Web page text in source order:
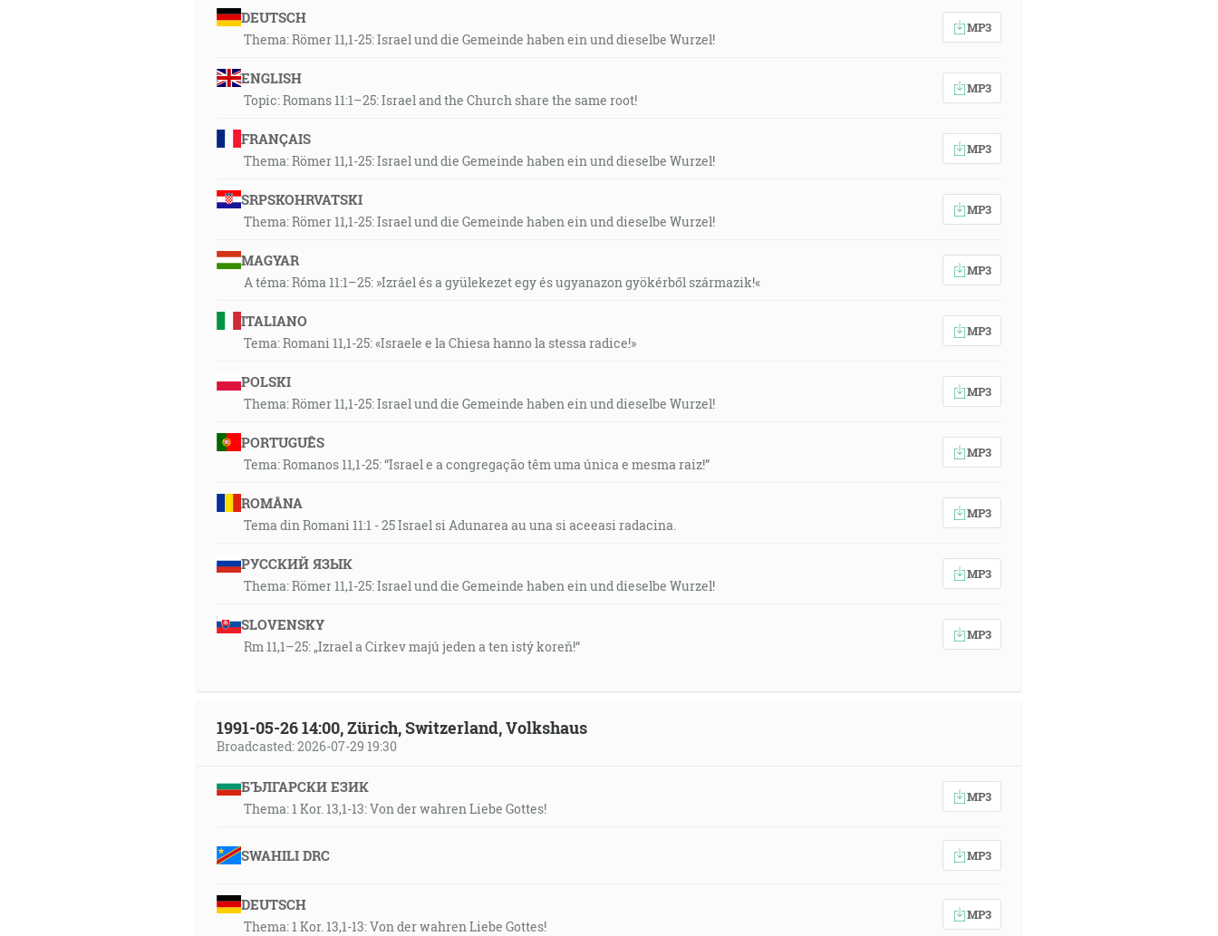
DEUTSCH
Thema: Römer 11,1-25: Israel und die Gemeinde haben ein und dieselbe Wurzel!
MP3
ENGLISH
Topic: Romans 11:1–25: Israel and the Church share the same root!
MP3
FRANÇAIS
Thema: Römer 11,1-25: Israel und die Gemeinde haben ein und dieselbe Wurzel!
MP3
SRPSKOHRVATSKI
Thema: Römer 11,1-25: Israel und die Gemeinde haben ein und dieselbe Wurzel!
MP3
MAGYAR
A téma: Róma 11:1–25: »Izráel és a gyülekezet egy és ugyanazon gyökérből származik!«
MP3
ITALIANO
Tema: Romani 11,1-25: «Israele e la Chiesa hanno la stessa radice!»
MP3
POLSKI
Thema: Römer 11,1-25: Israel und die Gemeinde haben ein und dieselbe Wurzel!
MP3
PORTUGUÊS
Tema: Romanos 11,1-25: “Israel e a congregação têm uma única e mesma raiz!”
MP3
ROMÂNA
Tema din Romani 11:1 - 25 Israel si Adunarea au una si aceeasi radacina.
MP3
РУССКИЙ ЯЗЫК
Thema: Römer 11,1-25: Israel und die Gemeinde haben ein und dieselbe Wurzel!
MP3
SLOVENSKY
Rm 11,1–25: „Izrael a Cirkev majú jeden a ten istý koreň!“
MP3
1991-05-26 14:00, Zürich, Switzerland, Volkshaus
Broadcasted: 2026-07-29 19:30
БЪЛГАРСКИ ЕЗИК
Thema: 1 Kor. 13,1-13: Von der wahren Liebe Gottes!
MP3
SWAHILI DRC MP3
DEUTSCH
Thema: 1 Kor. 13,1-13: Von der wahren Liebe Gottes!
MP3